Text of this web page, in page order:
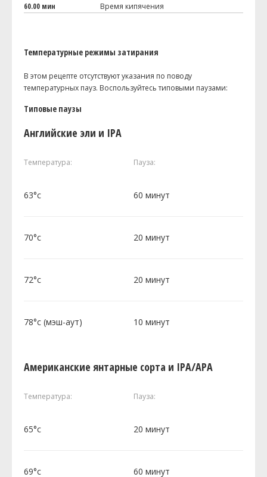
60.00 мин
Время кипячения
Температурные режимы затирания
В этом рецепте отсутствуют указания по поводу
температурных пауз. Воспользуйтесь типовыми паузами:
Типовые паузы
Английские эли и IPA
Температура: Пауза:
63°c 60 минут
70°c 20 минут
72°c 20 минут
78°c (мэш-аут) 10 минут
Американские янтарные сорта и IPA/APA
Температура: Пауза:
65°c 20 минут
69°c 60 минут